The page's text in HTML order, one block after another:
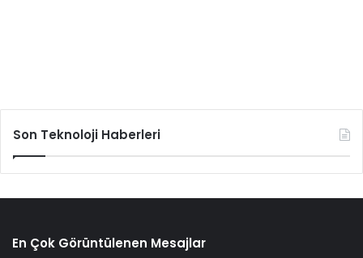
Son Teknoloji Haberleri
En Çok Görüntülenen Mesajlar